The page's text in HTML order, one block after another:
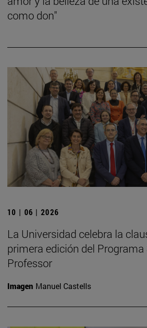
como don"
10 | 06 | 2026
La Universidad celebra la
primera edición del Programa
Professor
Imagen Manuel Castells